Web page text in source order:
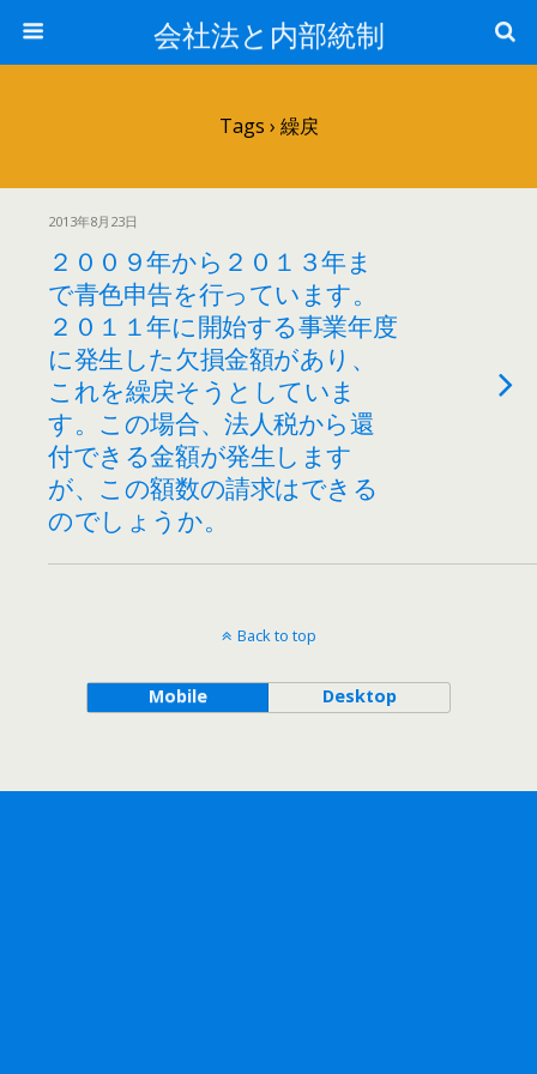
会社法と内部統制
Tags › 繰戻
2013年8月23日
２００９年から２０１３年ま
で青色申告を行っています。
２０１１年に開始する事業年度
に発生した欠損金額があり、
これを繰戻そうとしていま
す。この場合、法人税から還
付できる金額が発生します
が、この額数の請求はできる
のでしょうか。
Back to top
Mobile Desktop